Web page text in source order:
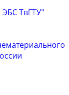
ТвГТУ"